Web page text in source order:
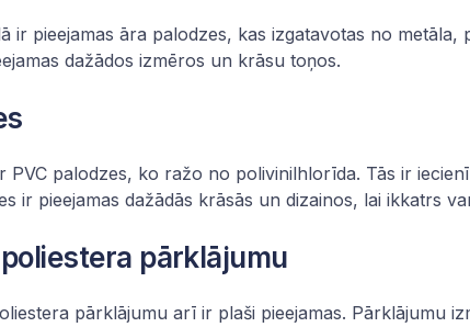
ir pieejamas āra palodzes, kas izgatavotas no
dažādos izmēros un krāsu toņos.
PVC palodzes, ko ražo no polivinilhlorīda. Tās ir
ir pieejamas dažādās krāsās un dizainos, lai ikkatrs
pārklājumu
pārklājumu arī ir plaši pieejamas. Pārklājumu